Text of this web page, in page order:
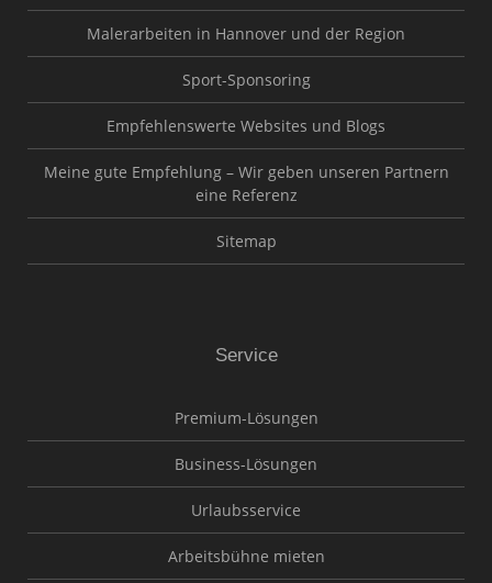
Malerarbeiten in Hannover und der Region
Sport-Sponsoring
Empfehlenswerte Websites und Blogs
Meine gute Empfehlung – Wir geben unseren Partnern
eine Referenz
Sitemap
Service
Premium-Lösungen
Business-Lösungen
Urlaubsservice
Arbeitsbühne mieten